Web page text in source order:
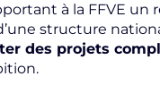
à la FFVE un
structure
des projets